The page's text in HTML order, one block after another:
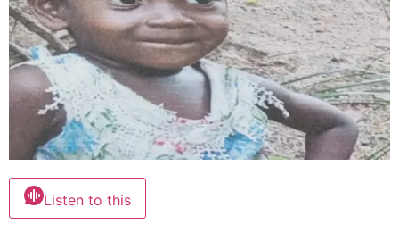
Listen to this